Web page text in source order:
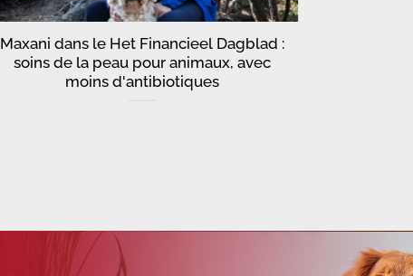
Maxani dans le Het Financieel Dagblad :
soins de la peau pour animaux, avec
moins d'antibiotiques